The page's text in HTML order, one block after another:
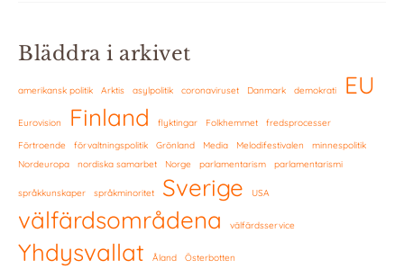
Bläddra i arkivet
amerikansk politik Arktis asylpolitik coronaviruset Danmark demokrati EU
Eurovision Finland flyktingar Folkhemmet
fredsprocesser
Förtroende
förvaltningspolitik Grönland Media Melodifestivalen
minnespolitik
Nordeuropa
nordiska samarbet Norge parlamentarism parlamentarismi
språkkunskaper språkminoritet Sverige USA
välfärdsområdena välfärdsservice
Yhdysvallat Åland Österbotten